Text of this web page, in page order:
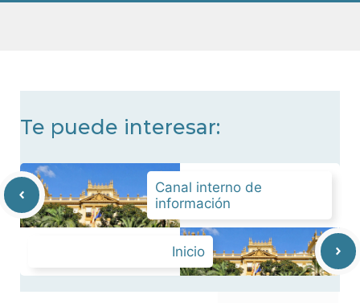
Te puede interesar:
Canal interno de
información
Inicio